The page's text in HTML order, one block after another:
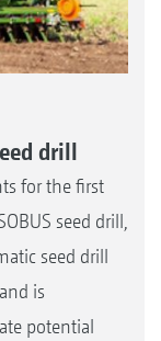
drill
for the first
seed drill,
seed drill
is
potential